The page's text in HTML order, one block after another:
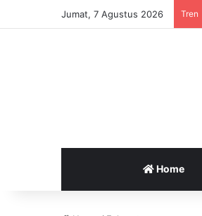
Jumat, 7 Agustus 2026 Tren
Home